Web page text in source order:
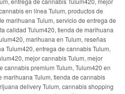
en línea Tulum, productos de
marihuana Tulum, servicio de entrega de
calidad Tulum420, tienda de marihuana
marihuana en Tulum, reseñas
Tulum420, entrega de cannabis Tulum,
mejor cannabis Tulum, mejor
cannabis premium Tulum, Tulum420 en
marihuana Tulum, tienda de cannabis
delivery Tulum, cannabis shopping